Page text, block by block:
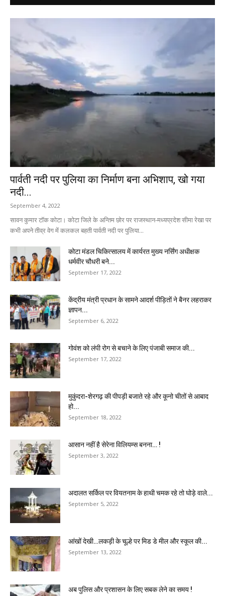
पार्वती नदी पर पुलिया का निर्माण बना अभिशाप, खो गया
नदी...
September 4, 2022
सावन कुमार टॉक कोटा। कोटा जिले के अन्तिम छोर पर राजस्थान-मध्यप्रदेश सीमा रेखा पर
कभी अपने तीव्र वेग में कलकल बहती पार्वती नदी पर पुलिया...
कोटा मंडल चिकित्सालय में कार्यरत मुख्य नर्सिंग अधीक्षक
धर्मवीर चौधरी बने...
September 17, 2022
केंद्रीय मंत्री प्रधान के सामने आदर्श पीड़ितों ने बैनर लहराकर
ज्ञापन...
September 6, 2022
गोवंश को लंपी रोग से बचाने के लिए पंजाबी समाज की...
September 17, 2022
मुकुंदरा-शेरगढ़ की पीपड़ी बजाते रहे और कूनो चीतों से आबाद
हो...
September 18, 2022
आसान नहीं है सेरेना विलियम्स बनना… !
September 3, 2022
अदालत सर्किल पर वियतनाम के हाथी चमक रहे तो घोड़े वाले...
September 5, 2022
आंखों देखी…लकड़ी के चूल्हे पर मिड डे मील और स्कूल की...
September 13, 2022
अब पुलिस और प्रशासन के लिए सबक लेने का समय !